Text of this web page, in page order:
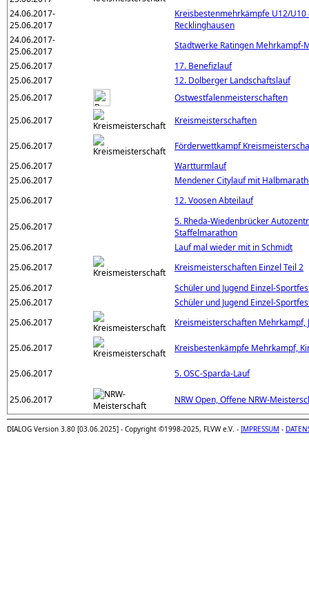
24.06.2017-
25.06.2017
Kreisbestenmehrkämpfe U12/U10
Recklinghausen
24.06.2017-
25.06.2017
Stadtwerke Ratingen Mehrkampf-
25.06.2017
17. Benefizlauf
25.06.2017
12. Dolberger Landschaftslauf
25.06.2017
Ostwestfalenmeisterschaften
25.06.2017
Kreismeisterschaften
25.06.2017
Förderwettkampf
25.06.2017
Wartturmlauf
25.06.2017
Mendener Citylauf mit
25.06.2017
12. Voosen Abteilauf
25.06.2017
5. Rheda-Wiedenbrücker
Staffelmarathon
25.06.2017
Lauf mal wieder mit in Schmidt
25.06.2017
Kreismeisterschaften Einzel Teil 2
25.06.2017
Schüler und Jugend Einzel-
25.06.2017
Schüler und Jugend Einzel-
25.06.2017
Kreismeisterschaften Mehrkampf,
25.06.2017 Kreisbestenkämpfe Mehrkampf,
25.06.2017 5. OSC-Sparda-Lauf
25.06.2017 NRW Open, Offene NRW-
DIALOG Version 3.80 [03.06.2025] - Copyright ©1998-2025, FLVW e.V. - IMPRESSUM -